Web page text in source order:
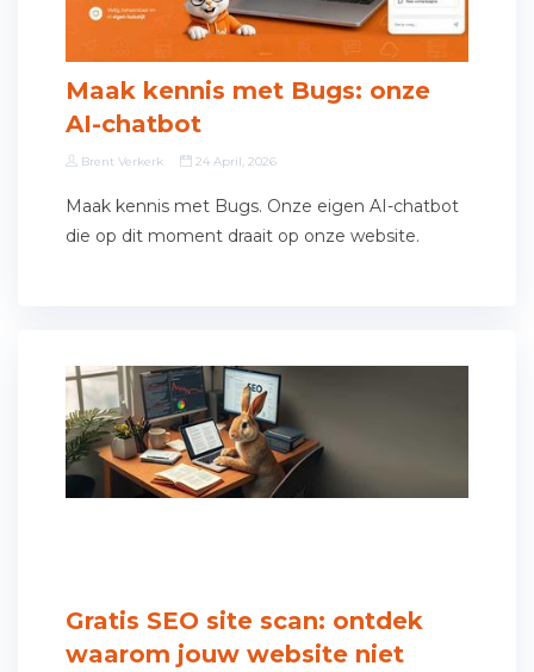
Maak kennis met Bugs: onze
AI-chatbot
Brent Verkerk 24 April, 2026
Maak kennis met Bugs. Onze eigen AI-chatbot
die op dit moment draait op onze website.
Gratis SEO site scan: ontdek
waarom jouw website niet